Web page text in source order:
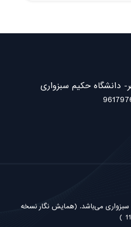
دانشگاه حکیم سبزواری
می‌باشد. (همایش نگار نسخه